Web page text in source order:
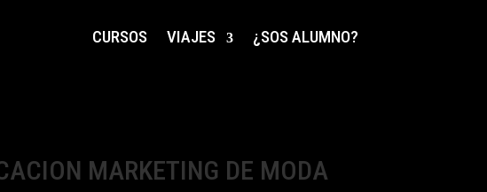
CURSOS VIAJES ¿SOS ALUMNO?
MARKETING DE MODA